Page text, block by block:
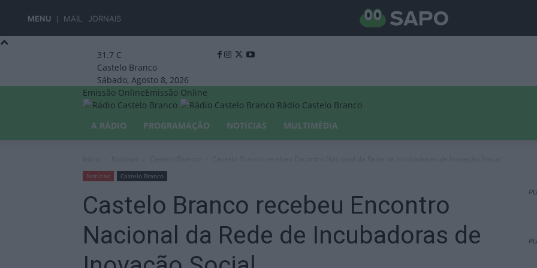
MENU MAIL JORNAIS
31.7 C
Castelo Branco
Sábado, Agosto 8, 2026
Emissão OnlineEmissão Online
Rádio Castelo Branco
A RÁDIO
PROGRAMAÇÃO NOTÍCIAS MULTIMÉDIA
Notícias Castelo Branco
Castelo Branco recebeu Encontro
Nacional da Rede de Incubadoras de